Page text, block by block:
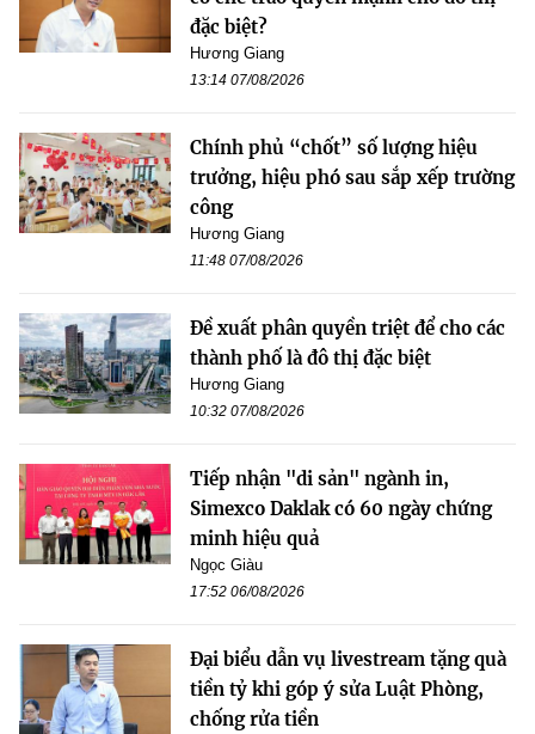
đặc biệt?
Hương Giang
13:14 07/08/2026
Chính phủ “chốt” số lượng hiệu
trưởng, hiệu phó sau sắp xếp trường
công
Hương Giang
11:48 07/08/2026
Đề xuất phân quyền triệt để cho các
thành phố là đô thị đặc biệt
Hương Giang
10:32 07/08/2026
Tiếp nhận "di sản" ngành in,
Simexco Daklak có 60 ngày chứng
minh hiệu quả
Ngọc Giàu
17:52 06/08/2026
Đại biểu dẫn vụ livestream tặng quà
tiền tỷ khi góp ý sửa Luật Phòng,
chống rửa tiền